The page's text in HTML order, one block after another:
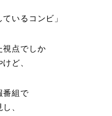
いるコンビ」
視点でしか
ど、
番組で
、